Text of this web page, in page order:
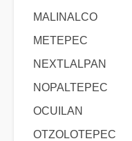
MALINALCO
METEPEC
NEXTLALPAN
NOPALTEPEC
OCUILAN
OTZOLOTEPEC